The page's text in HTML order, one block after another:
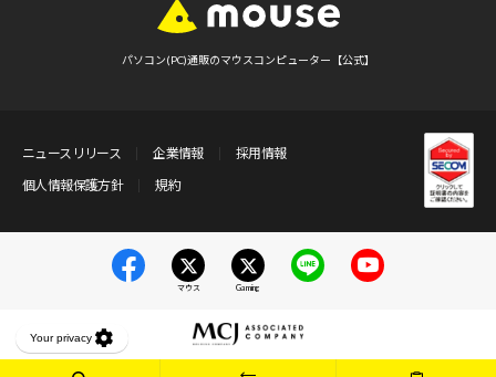
パソコン(PC)通販のマウスコンピューター【公式】
ニュースリリース 企業情報
採用情報
個人情報保護方針
規約
マウス Gaming